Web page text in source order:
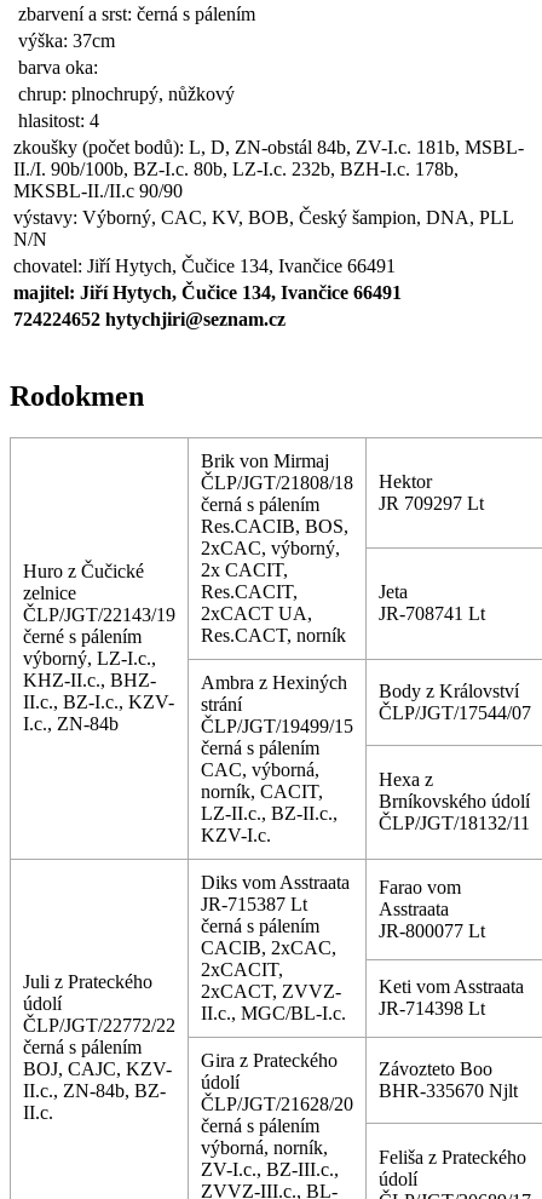
zbarvení a srst: černá s pálením
výška: 37cm
barva oka:
chrup: plnochrupý, nůžkový
hlasitost: 4
zkoušky (počet bodů): L, D, ZN-obstál 84b, ZV-I.c. 181b, MSBL-
II./I. 90b/100b, BZ-I.c. 80b, LZ-I.c. 232b, BZH-I.c. 178b,
MKSBL-II./II.c 90/90
výstavy: Výborný, CAC, KV, BOB, Český šampion, DNA, PLL
N/N
chovatel: Jiří Hytych, Čučice 134, Ivančice 66491
majitel: Jiří Hytych, Čučice 134, Ivančice 66491
724224652 hytychjiri@seznam.cz
Rodokmen
Huro z Čučické
zelnice
ČLP/JGT/22143/19
černé s pálením
výborný, LZ-I.c.,
KHZ-II.c., BHZ-
II.c., BZ-I.c., KZV-
I.c., ZN-84b
Brik von Mirmaj
ČLP/JGT/21808/18
černá s pálením
Res.CACIB, BOS,
2xCAC, výborný,
2x CACIT,
Res.CACIT,
2xCACT UA,
Res.CACT, norník
Hektor
JR 709297 Lt
Jeta
JR-708741 Lt
Ambra z Hexiných
strání
ČLP/JGT/19499/15
černá s pálením
CAC, výborná,
norník, CACIT,
LZ-II.c., BZ-II.c.,
KZV-I.c.
Body z Království
ČLP/JGT/17544/07
Hexa z
Brníkovského údolí
ČLP/JGT/18132/11
Juli z Prateckého
údolí
ČLP/JGT/22772/22
černá s pálením
BOJ, CAJC, KZV-
II.c., ZN-84b, BZ-
II.c.
Diks vom Asstraata
JR-715387 Lt
černá s pálením
CACIB, 2xCAC,
2xCACIT,
2xCACT, ZVVZ-
II.c., MGC/BL-I.c.
Farao vom
Asstraata
JR-800077 Lt
Keti vom Asstraata
JR-714398 Lt
Gira z Prateckého
údolí
ČLP/JGT/21628/20
černá s pálením
výborná, norník,
ZV-I.c., BZ-III.c.,
ZVVZ-III.c., BL-
Závozteto Boo
BHR-335670 Njlt
Feliša z Prateckého
údolí